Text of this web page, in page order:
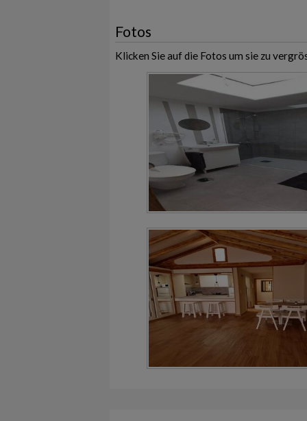
Fotos
Klicken Sie auf die Fotos um sie zu